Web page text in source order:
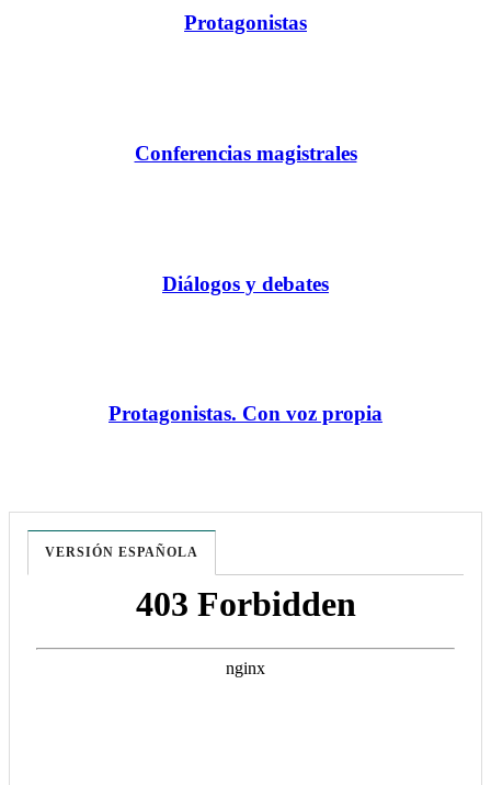
Protagonistas
Conferencias magistrales
Diálogos y debates
Protagonistas. Con voz propia
VERSIÓN ESPAÑOLA